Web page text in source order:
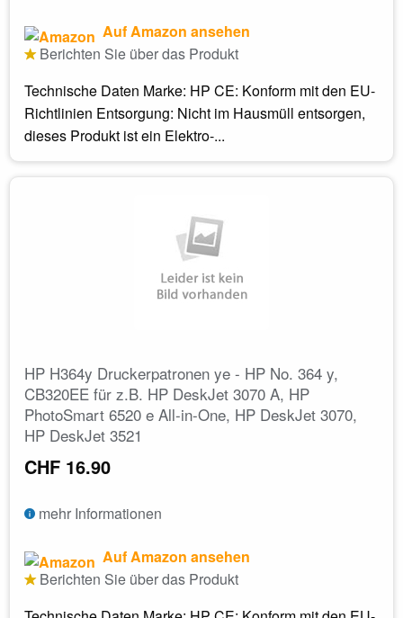
Auf Amazon ansehen
Berichten Sie über das Produkt
Technische Daten Marke: HP CE: Konform mit den EU-
Richtlinien Entsorgung: Nicht im Hausmüll entsorgen,
dieses Produkt ist ein Elektro-...
HP H364y Druckerpatronen ye - HP No. 364 y,
CB320EE für z.B. HP DeskJet 3070 A, HP
PhotoSmart 6520 e All-in-One, HP DeskJet 3070,
HP DeskJet 3521
CHF 16.90
mehr Informationen
Auf Amazon ansehen
Berichten Sie über das Produkt